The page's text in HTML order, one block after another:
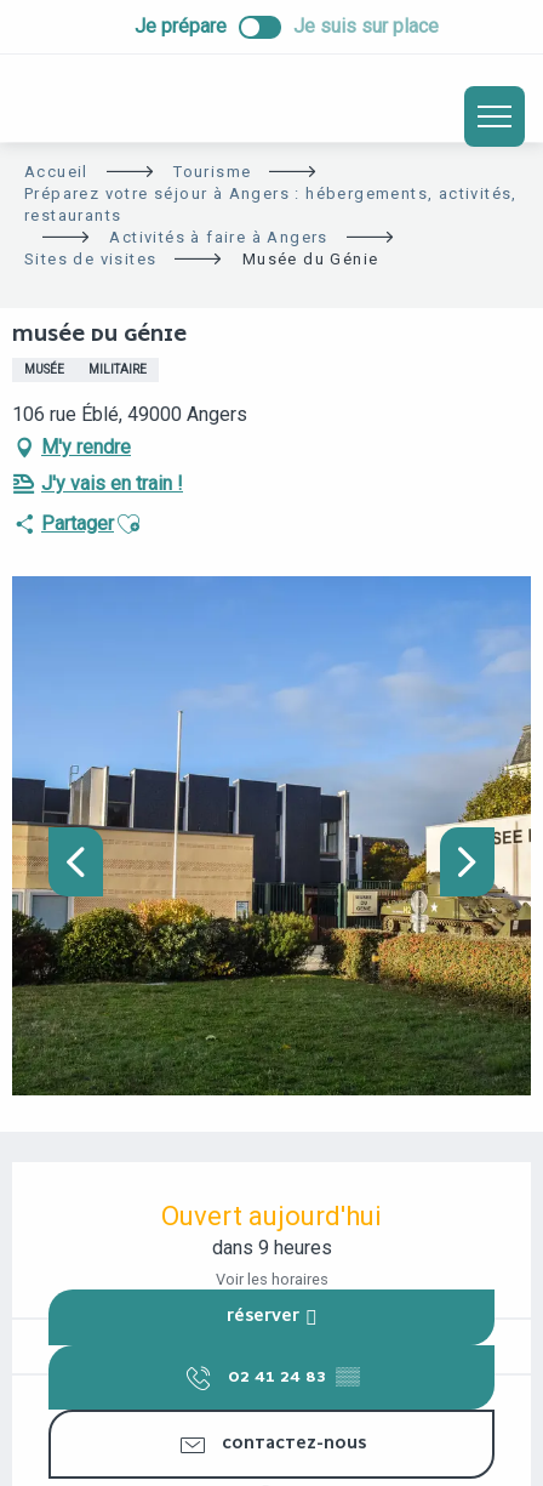
Je prépare Je suis sur place
Accueil
Tourisme
Préparez votre séjour à Angers : hébergements, activités,
restaurants
Activités à faire à Angers
Sites de visites
Musée du Génie
MUSÉE DU GÉNIE
MUSÉE MILITAIRE
106 rue Éblé, 49000 Angers
M'y rendre
J'y vais en train !
PartagerAjouter aux favoris
Ouvert aujourd'hui
dans 9 heures
Voir les horaires
RÉSERVER
02 41 24 83 ▒▒
CONTACTEZ-NOUS